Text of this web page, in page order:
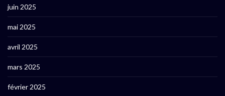
juin 2025
mai 2025
avril 2025
mars 2025
février 2025